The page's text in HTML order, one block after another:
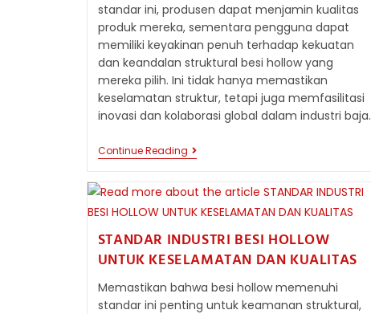
standar ini, produsen dapat menjamin kualitas
produk mereka, sementara pengguna dapat
memiliki keyakinan penuh terhadap kekuatan
dan keandalan struktural besi hollow yang
mereka pilih. Ini tidak hanya memastikan
keselamatan struktur, tetapi juga memfasilitasi
inovasi dan kolaborasi global dalam industri baja.
Continue ReadingSTANDAR
INTERNASIONAL
HOLLOW:
JIS,
SNI
STANDAR INDUSTRI BESI HOLLOW
UNTUK KESELAMATAN DAN KUALITAS
Memastikan bahwa besi hollow memenuhi
standar ini penting untuk keamanan struktural,